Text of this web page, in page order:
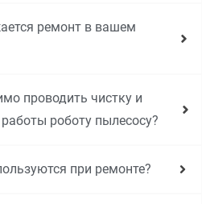
ремонт в вашем
проводить чистку и
роботу пылесосу?
при ремонте?